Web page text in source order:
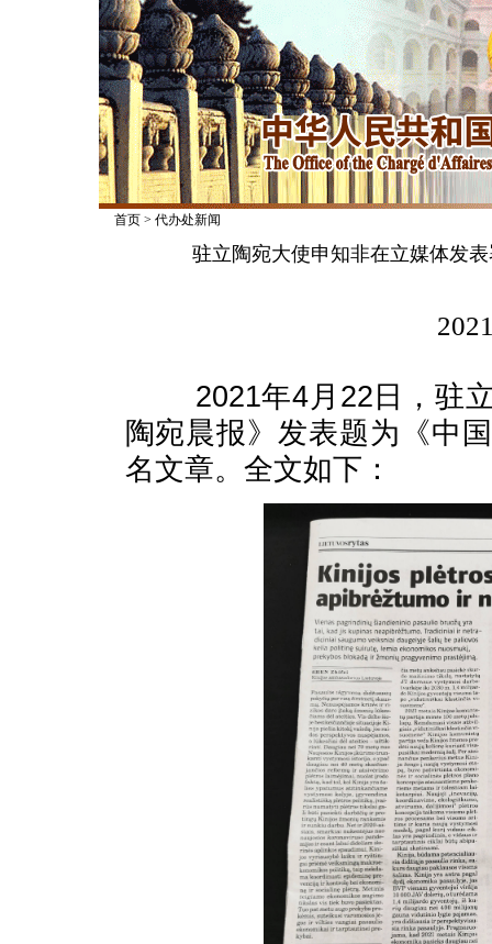
首页> 代办处新闻
驻立陶宛大使申知非在立媒体发
2021年4月22日，驻
陶宛晨报》发表题为《中
名文章。全文如下：